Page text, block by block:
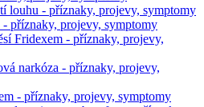
louhu - příznaky, projevy, symptomy
příznaky, projevy, symptomy
Fridexem - příznaky, projevy,
narkóza - příznaky, projevy,
- příznaky, projevy, symptomy